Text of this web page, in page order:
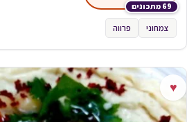
69 מתכונים
צמחוני פרווה
♥